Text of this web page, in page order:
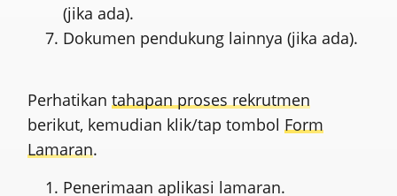
(jika ada).
Dokumen pendukung lainnya (jika ada).
Perhatikan tahapan proses rekrutmen
berikut, kemudian klik/tap tombol Form
Lamaran.
Penerimaan aplikasi lamaran.